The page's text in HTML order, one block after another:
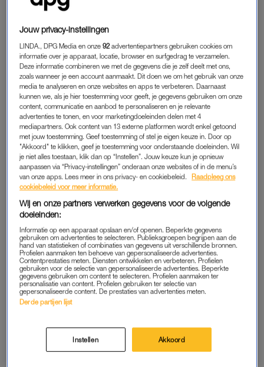
MONICA GEUZE
Monica vertelt in de podcast dat de voorbereiding op haar rol
als presentatrice inDe Bachelorettemeteen al slopend was.
“Omdat je een maand weggaat, moet je daarvoor letterlijk
alles afronden. Ik merkte dat ik op was.” Ook ter plekke
voelde ze de druk: “Het was lang. Ik had het even zwaar
daar.”
Kaj probeert de boel in het gesprek nog luchtig te houden,
maar ziet al snel dat er meer speelt. “Ik wil even niet janken”,
zegt Monica geëmotioneerd, “maar het was gewoon heel
veel.”
SCHULDGEVOEL
De grootste knoop in haar maag? Het gemis van haardochter
“De schuld die ik voelde omdat ik er zo lang niet was, was
groter dan dat ik er van kon genieten”, zegt ze. “Dan ben ik
even niet de moeder die ik wil zijn.”
En doordat ze haar laptop én iPad was vergeten en er in haar
kamer geen tv stond, bleef er één ding over: nadenken. “Dan
Jouw privacy-instellingen
LINDA., DPG Media en onze92 advertentiepartners gebruiken cookies om
informatie over je apparaat, locatie, browser en surfgedrag te verzamelen.
Deze informatie combineren we met de gegevens die je zelf deelt met ons,
zoals wanneer je een account aanmaakt. Dit doen we om het gebruik van onze
media te analyseren en onze websites en apps te verbeteren. Daarnaast
kunnen we, als je hier toestemming voor geeft, je gegevens gebruiken om onze
content, communicatie en aanbod te personaliseren en je relevante
advertenties te tonen, en voor marketingdoeleinden delen met 4
mediapartners. Ook content van 13 externe platformen wordt enkel getoond
met jouw toestemming. Geef toestemming of stel je eigen keuze in. Door op
"Akkoord" te klikken, geef je toestemming voor onderstaande doeleinden. Wil
je niet alles toestaan, klik dan op “Instellen”. Jouw keuze kun je opnieuw
aanpassen via “Privacy-instellingen” onderaan onze websites of in de menu’s
van onze apps. Lees meer in ons privacy- en cookiebeleid.
Raadpleeg ons
cookiebeleid voor meer informatie.
Wij en onze partners verwerken gegevens voor de volgende
doeleinden:
Informatie op een apparaat opslaan en/of openen. Beperkte gegevens
gebruiken om advertenties te selecteren. Publieksgroepen begrijpen aan de
hand van statistieken of combinaties van gegevens uit verschillende bronnen.
Profielen aanmaken ten behoeve van gepersonaliseerde advertenties.
Contentprestaties meten. Diensten ontwikkelen en verbeteren. Profielen
gebruiken voor de selectie van gepersonaliseerde advertenties. Beperkte
gegevens gebruiken om content te selecteren. Profielen aanmaken ter
personalisatie van content. Profielen gebruiken ter selectie van
gepersonaliseerde content. De prestaties van advertenties meten.
Derde partijen lijst
Instellen Akkoord